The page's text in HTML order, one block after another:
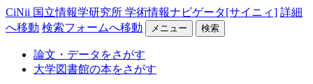
CiNii 国立情報学研究所 学術情報ナビゲータ[サイニィ] 詳細
へ移動 検索フォームへ移動 メニュー 検索
論文・データをさがす
大学図書館の本をさがす